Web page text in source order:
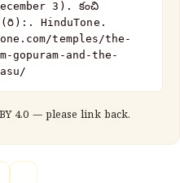
3). కంచి
HinduTone.
temples/the-
gopuram-and-the-
4.0 — please link back.